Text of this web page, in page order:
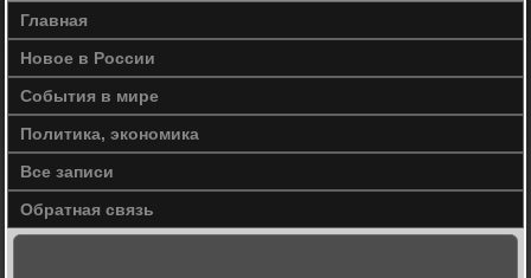
Главная
Новое в России
События в мире
Политика, экономика
Все записи
Обратная связь